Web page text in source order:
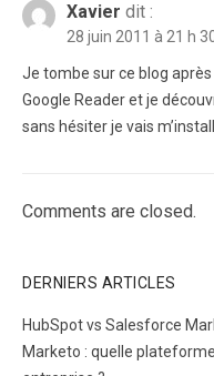
Xavier dit :
28 juin 2011 à 21 h
Je tombe sur ce blog
Google Reader et je
sans hésiter je vais
Comments are closed.
DERNIERS ARTICLES
HubSpot vs Salesforce
Marketo : quelle